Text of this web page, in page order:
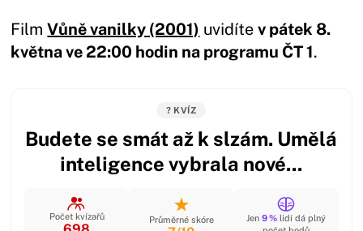
FilmVůně vanilky (2001) uvidítev pátek 8.
května ve 22:00 hodin na programu ČT 1.
? KVÍZ
Budete se smát až k slzám. Umělá
inteligence vybrala nové...
Počet kvízařů Průměrné skóre Jen9 % lidí dá plný